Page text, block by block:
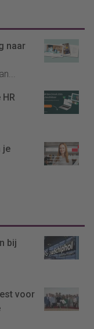
naar
je
bij
voor